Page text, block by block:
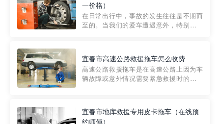
一价格）
在日常出行中，事故的发生往往是不期而
至的。当我们的爱车遭遇意外，特别是在
细解析一下市区事故救援拖车的收费标
准，以及在选用拖车服务时应注...
宜春市高速公路救援拖车怎么收费
高速公路救援拖车是在高速公路上因为车
辆故障或意外情况需要紧急救援时的必备
路救援拖车的收费标准是由当地交通管理
宜春市地库救援专用皮卡拖车（在线预
约师傅）